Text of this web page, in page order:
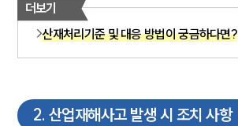
더보기
산재처리기준 및 대응 방법이 궁금하다면?
2. 산업재해사고 발생 시 조치 사항